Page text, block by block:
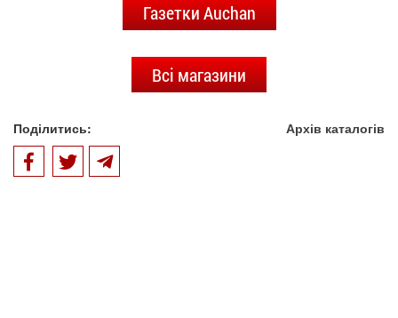
Газетки Auchan
Всі магазини
Поділитись: Архів каталогів